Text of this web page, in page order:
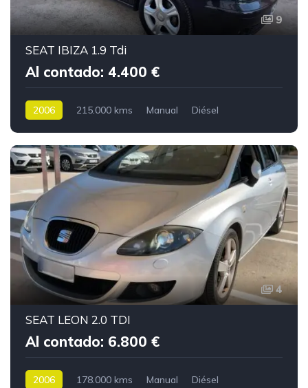
9
SEAT IBIZA 1.9 Tdi
Al contado: 4.400 €
2006 215.000 kms Manual Diésel
4
SEAT LEON 2.0 TDI
Al contado: 6.800 €
2006 178.000 kms Manual Diésel